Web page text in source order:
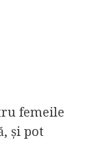
femeile
și pot